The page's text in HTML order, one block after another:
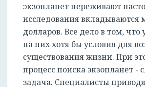
экзопланет переживают
исследования
долларов. Все дело в том,
на них хотя бы условия для
существования жизни. При
процесс поиска экзопланет -
задача. Специалисты